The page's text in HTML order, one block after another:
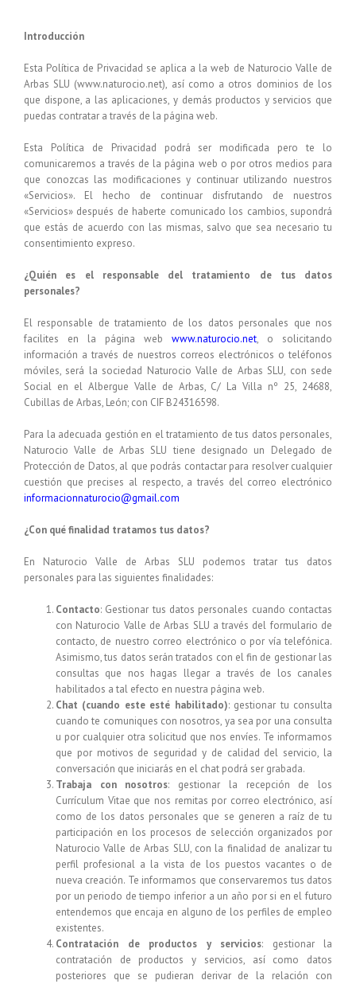
Introducción
Esta Política de Privacidad se aplica a la web de Naturocio Valle de
Arbas SLU (www.naturocio.net), así como a otros dominios de los
que dispone, a las aplicaciones, y demás productos y servicios que
puedas contratar a través de la página web.
Esta Política de Privacidad podrá ser modificada pero te lo
comunicaremos a través de la página web o por otros medios para
que conozcas las modificaciones y continuar utilizando nuestros
«Servicios». El hecho de continuar disfrutando de nuestros
«Servicios» después de haberte comunicado los cambios, supondrá
que estás de acuerdo con las mismas, salvo que sea necesario tu
consentimiento expreso.
¿Quién es el responsable del tratamiento de tus datos
personales?
El responsable de tratamiento de los datos personales que nos
facilites en la página web www.naturocio.net, o solicitando
información a través de nuestros correos electrónicos o teléfonos
móviles, será la sociedad Naturocio Valle de Arbas SLU, con sede
Social en el Albergue Valle de Arbas, C/ La Villa nº 25, 24688,
Cubillas de Arbas, León; con CIF B24316598.
Para la adecuada gestión en el tratamiento de tus datos personales,
Naturocio Valle de Arbas SLU tiene designado un Delegado de
Protección de Datos, al que podrás contactar para resolver cualquier
cuestión que precises al respecto, a través del correo electrónico
informacionnaturocio@gmail.com
¿Con qué finalidad tratamos tus datos?
En Naturocio Valle de Arbas SLU podemos tratar tus datos
personales para las siguientes finalidades:
Contacto: Gestionar tus datos personales cuando contactas
con Naturocio Valle de Arbas SLU a través del formulario de
contacto, de nuestro correo electrónico o por vía telefónica.
Asimismo, tus datos serán tratados con el fin de gestionar las
consultas que nos hagas llegar a través de los canales
habilitados a tal efecto en nuestra página web.
Chat (cuando este esté habilitado): gestionar tu consulta
cuando te comuniques con nosotros, ya sea por una consulta
u por cualquier otra solicitud que nos envíes. Te informamos
que por motivos de seguridad y de calidad del servicio, la
conversación que iniciarás en el chat podrá ser grabada.
Trabaja con nosotros: gestionar la recepción de los
Currículum Vitae que nos remitas por correo electrónico, así
como de los datos personales que se generen a raíz de tu
participación en los procesos de selección organizados por
Naturocio Valle de Arbas SLU, con la finalidad de analizar tu
perfil profesional a la vista de los puestos vacantes o de
nueva creación. Te informamos que conservaremos tus datos
por un periodo de tiempo inferior a un año por si en el futuro
entendemos que encaja en alguno de los perfiles de empleo
existentes.
Contratación de productos y servicios: gestionar la
contratación de productos y servicios, así como datos
posteriores que se pudieran derivar de la relación con